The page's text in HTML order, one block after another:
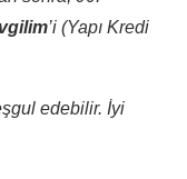
’i (Yapı Kredi
edebilir. İyi